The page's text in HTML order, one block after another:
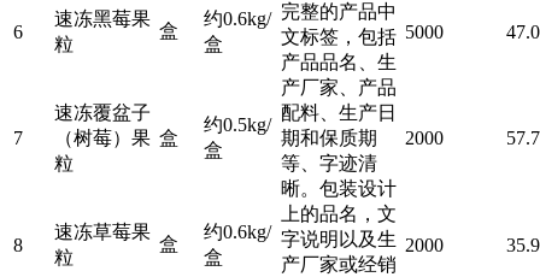
完整的产品中
文标签，包括
产品品名、生
产厂家、产品
配料、生产日
期和保质期
等、字迹清
晰。包装设计
上的品名，文
字说明以及生
产厂家或经销
6
速冻黑莓果
粒
盒
约0.6kg/
盒
5000
7
速冻覆盆子
（树莓）果
粒
盒
约0.5kg/
盒
2000
8
速冻草莓果
粒
盒
约0.6kg/
盒
2000